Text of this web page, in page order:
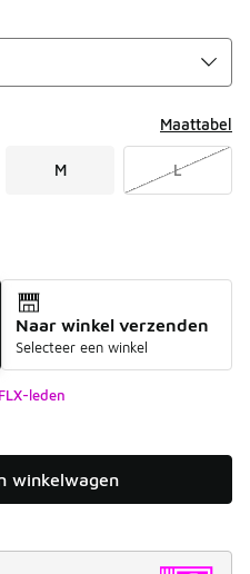
Maattabel
M L
Naar winkel verzenden
Selecteer een winkel
leden
winkelwagen